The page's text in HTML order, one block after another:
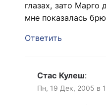
глазах, зато
мне показалась
Ответить
Стас Кулеш:
Пн, 19 Дек, 2005 в